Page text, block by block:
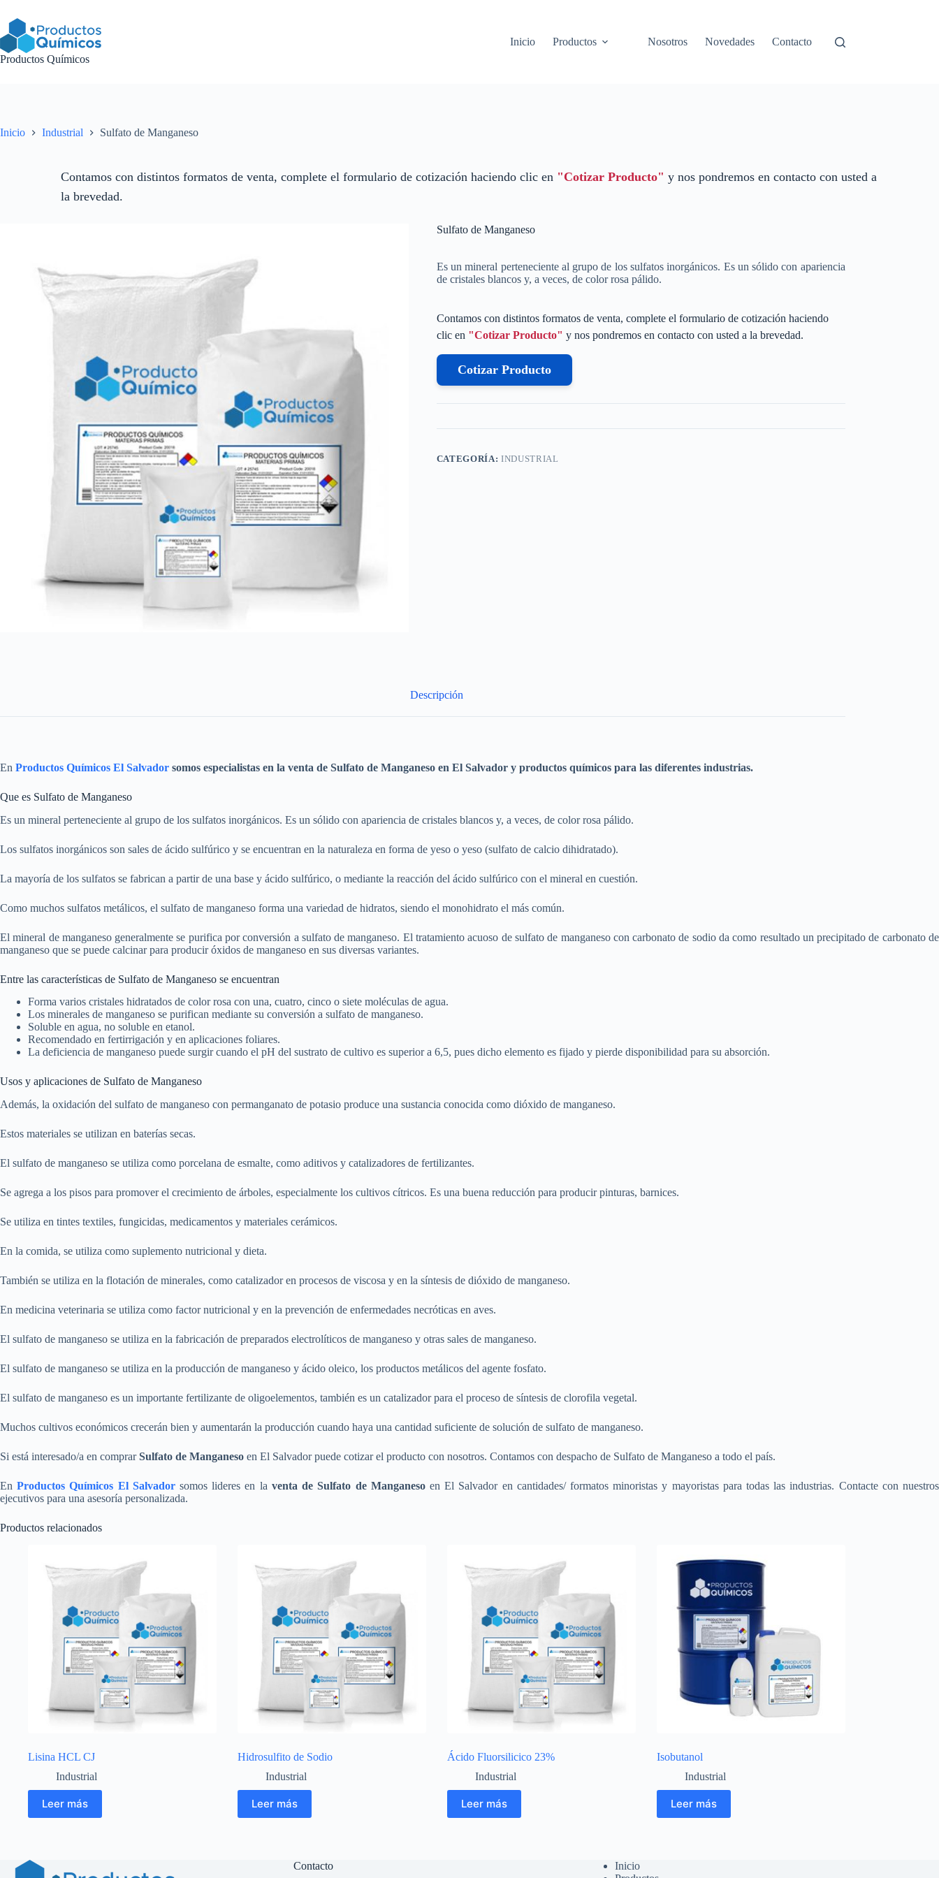
contenido
Productos Químicos
Inicio Productos Nosotros Novedades Contacto
Inicio Industrial Sulfato de Manganeso
Contamos con distintos formatos de venta, complete el formulario de cotización haciendo clic en "Cotizar Producto" y nos pondremos en contacto con usted a
la brevedad.
Sulfato de Manganeso
Es un mineral perteneciente al grupo de los sulfatos inorgánicos. Es un sólido con apariencia
de cristales blancos y, a veces, de color rosa pálido.
Contamos con distintos formatos de venta, complete el formulario de cotización haciendo
clic en "Cotizar Producto" y nos pondremos en contacto con usted a la brevedad.
Cotizar Producto
CATEGORÍA: INDUSTRIAL
Descripción
En Productos Químicos El Salvador somos especialistas en la venta de Sulfato de Manganeso en El Salvador y productos químicos para las diferentes industrias.
Que es Sulfato de Manganeso
Es un mineral perteneciente al grupo de los sulfatos inorgánicos. Es un sólido con apariencia de cristales blancos y, a veces, de color rosa pálido.
Los sulfatos inorgánicos son sales de ácido sulfúrico y se encuentran en la naturaleza en forma de yeso o yeso (sulfato de calcio dihidratado).
La mayoría de los sulfatos se fabrican a partir de una base y ácido sulfúrico, o mediante la reacción del ácido sulfúrico con el mineral en cuestión.
Como muchos sulfatos metálicos, el sulfato de manganeso forma una variedad de hidratos, siendo el monohidrato el más común.
El mineral de manganeso generalmente se purifica por conversión a sulfato de manganeso. El tratamiento acuoso de sulfato de manganeso con carbonato de sodio da como resultado un precipitado de carbonato de
manganeso que se puede calcinar para producir óxidos de manganeso en sus diversas variantes.
Entre las características de Sulfato de Manganeso se encuentran
Forma varios cristales hidratados de color rosa con una, cuatro, cinco o siete moléculas de agua.
Los minerales de manganeso se purifican mediante su conversión a sulfato de manganeso.
Soluble en agua, no soluble en etanol.
Recomendado en fertirrigación y en aplicaciones foliares.
La deficiencia de manganeso puede surgir cuando el pH del sustrato de cultivo es superior a 6,5, pues dicho elemento es fijado y pierde disponibilidad para su absorción.
Usos y aplicaciones de Sulfato de Manganeso
Además, la oxidación del sulfato de manganeso con permanganato de potasio produce una sustancia conocida como dióxido de manganeso.
Estos materiales se utilizan en baterías secas.
El sulfato de manganeso se utiliza como porcelana de esmalte, como aditivos y catalizadores de fertilizantes.
Se agrega a los pisos para promover el crecimiento de árboles, especialmente los cultivos cítricos. Es una buena reducción para producir pinturas, barnices.
Se utiliza en tintes textiles, fungicidas, medicamentos y materiales cerámicos.
En la comida, se utiliza como suplemento nutricional y dieta.
También se utiliza en la flotación de minerales, como catalizador en procesos de viscosa y en la síntesis de dióxido de manganeso.
En medicina veterinaria se utiliza como factor nutricional y en la prevención de enfermedades necróticas en aves.
El sulfato de manganeso se utiliza en la fabricación de preparados electrolíticos de manganeso y otras sales de manganeso.
El sulfato de manganeso se utiliza en la producción de manganeso y ácido oleico, los productos metálicos del agente fosfato.
El sulfato de manganeso es un importante fertilizante de oligoelementos, también es un catalizador para el proceso de síntesis de clorofila vegetal.
Muchos cultivos económicos crecerán bien y aumentarán la producción cuando haya una cantidad suficiente de solución de sulfato de manganeso.
Si está interesado/a en comprarSulfato de Manganeso en El Salvador puede cotizar el producto con nosotros. Contamos con despacho de Sulfato de Manganeso a todo el país.
EnProductos Químicos El Salvadorsomos lideres en la venta de Sulfato de Manganeso en El Salvador en cantidades/ formatos minoristas y mayoristas para todas las industrias. Contacte con nuestros
ejecutivos para una asesoría personalizada.
Productos relacionados
Lisina HCL CJ
Industrial
Leer más
Hidrosulfito de Sodio
Industrial
Leer más
Ácido Fluorsilicico 23%
Industrial
Leer más
Isobutanol
Industrial
Leer más
Contacto
Inicio